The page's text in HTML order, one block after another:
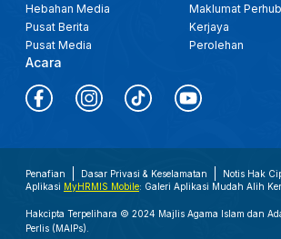
Hebahan Media
Pusat Berita
Pusat Media
Acara
Maklumat
Kerjaya
Perolehan
Penafian Dasar Privasi & Keselamatan
Notis Hak
Aplikasi MyHRMIS Mobile: Galeri Aplikasi Mudah Alih
Hakcipta Terpelihara © 2024 Majlis Agama Islam dan
Perlis (MAIPs).